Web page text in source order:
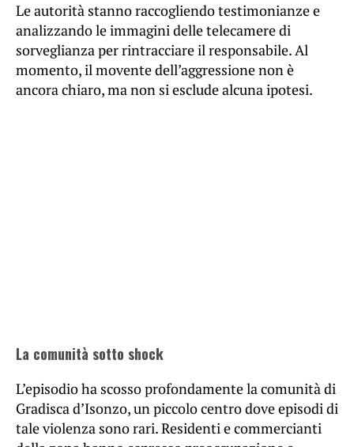
Le autorità stanno raccogliendo testimonianze e
analizzando le immagini delle telecamere di
sorveglianza per rintracciare il responsabile. Al
momento, il movente dell’aggressione non è
ancora chiaro, ma non si esclude alcuna ipotesi.
La comunità sotto shock
L’episodio ha scosso profondamente la comunità di
Gradisca d’Isonzo, un piccolo centro dove episodi di
tale violenza sono rari. Residenti e commercianti